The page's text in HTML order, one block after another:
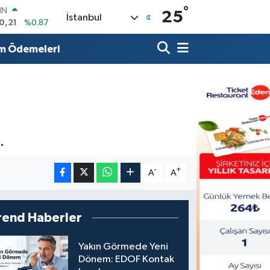
%0.18
%0.32
İstanbul 25°
Ödemeleri
A- A+
Haberler
Yakın Görmede Yeni
Dönem: EDOF Kontak